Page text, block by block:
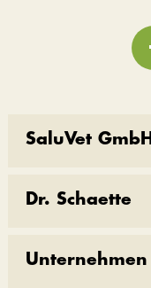
SaluVet GmbH
Dr. Schaette
Unternehmen